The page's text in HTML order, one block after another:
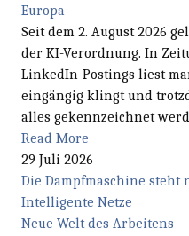
Europa
Seit dem 2. August 2026
der KI-Verordnung. In
LinkedIn-Postings liest
eingängig klingt und
alles gekennzeichnet
Read More
29 Juli 2026
Die Dampfmaschine steht
Intelligente Netze
Neue Welt des Arbeitens